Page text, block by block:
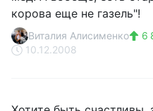
корова еще не газель"!
Виталия Алисименко 6
10.12.2008